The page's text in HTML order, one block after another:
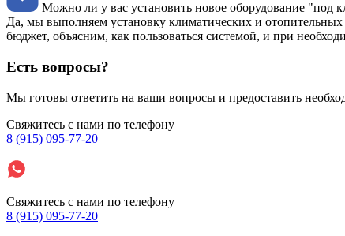
Можно ли у вас установить новое оборудование "под
Да, мы выполняем установку климатических и
бюджет, объясним, как пользоваться системой, и при
Есть вопросы?
Мы готовы ответить на ваши вопросы и предоставить
Свяжитесь с нами по телефону
8 (915) 095-77-20
Свяжитесь с нами по телефону
8 (915) 095-77-20